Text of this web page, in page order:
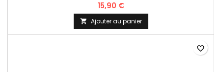
15,90 €
 Ajouter au panier
favorite_border